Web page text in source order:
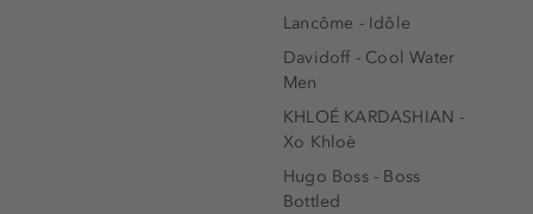
Lancôme - Idôle
Davidoff - Cool Water
Men
KHLOÉ KARDASHIAN -
Xo Khloè
Hugo Boss - Boss
Bottled